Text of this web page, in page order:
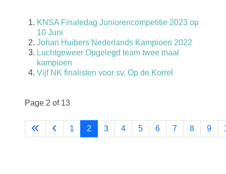
KNSA Finaledag Juniorencompetitie 2023 op
10 Juni
Johan Huibers Nederlands Kampioen 2022
Luchtgeweer Opgelegd team twee maal
kampioen
Vijf NK finalisten voor sv. Op de Korrel
Page 2 of 13
1 2 3 4 5 6 7 8 9